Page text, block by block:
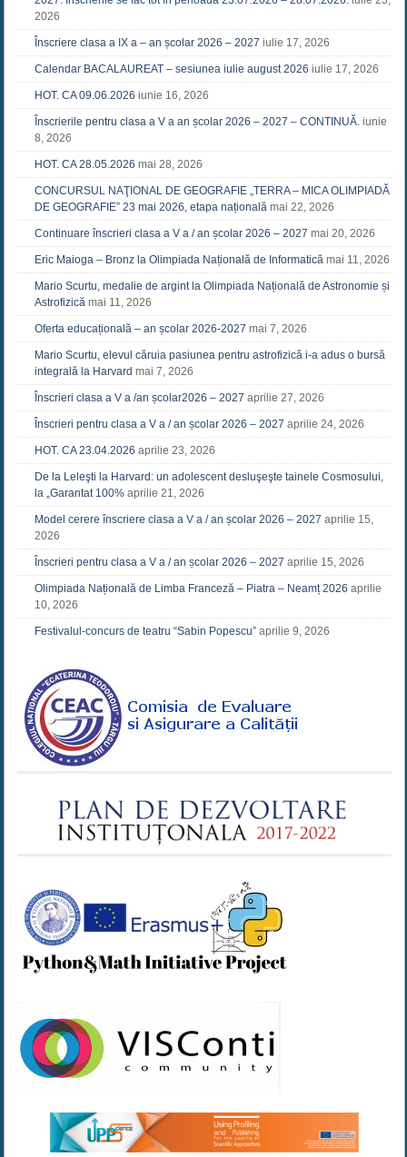
2026
Înscriere clasa a IX a – an școlar 2026 – 2027 iulie 17, 2026
Calendar BACALAUREAT – sesiunea iulie august 2026 iulie 17, 2026
HOT. CA 09.06.2026 iunie 16, 2026
Înscrierile pentru clasa a V a an școlar 2026 – 2027 – CONTINUĂ. iunie
8, 2026
HOT. CA 28.05.2026 mai 28, 2026
CONCURSUL NAŢIONAL DE GEOGRAFIE „TERRA – MICA OLIMPIADĂ
DE GEOGRAFIE” 23 mai 2026, etapa națională mai 22, 2026
Continuare înscrieri clasa a V a / an școlar 2026 – 2027 mai 20, 2026
Eric Maioga – Bronz la Olimpiada Națională de Informatică mai 11, 2026
Mario Scurtu, medalie de argint la Olimpiada Națională de Astronomie și
Astrofizică mai 11, 2026
Oferta educațională – an școlar 2026-2027 mai 7, 2026
Mario Scurtu, elevul căruia pasiunea pentru astrofizică i-a adus o bursă
integrală la Harvard mai 7, 2026
Înscrieri clasa a V a /an școlar2026 – 2027 aprilie 27, 2026
Înscrieri pentru clasa a V a / an școlar 2026 – 2027 aprilie 24, 2026
HOT. CA 23.04.2026 aprilie 23, 2026
De la Leleşti la Harvard: un adolescent desluşeşte tainele Cosmosului,
la „Garantat 100% aprilie 21, 2026
Model cerere înscriere clasa a V a / an școlar 2026 – 2027 aprilie 15,
2026
Înscrieri pentru clasa a V a / an școlar 2026 – 2027 aprilie 15, 2026
Olimpiada Națională de Limba Franceză – Piatra – Neamț 2026 aprilie
10, 2026
Festivalul-concurs de teatru “Sabin Popescu” aprilie 9, 2026